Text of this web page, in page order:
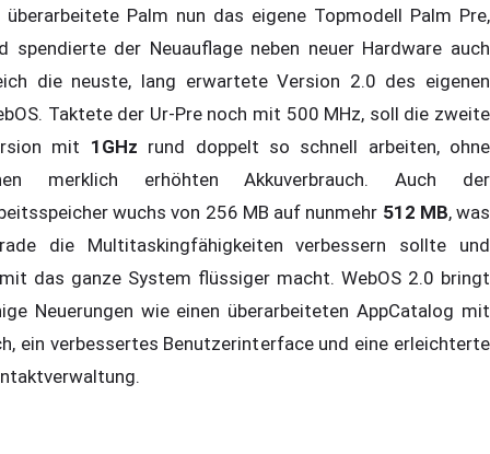
überarbeitete Palm nun das eigene Topmodell Palm Pre,
spendierte der Neuauflage neben neuer Hardware auch
die neuste, lang erwartete Version 2.0 des eigenen
Taktete der Ur-Pre noch mit 500 MHz, soll die zweite
mit 1GHz rund doppelt so schnell arbeiten, ohne
merklich erhöhten Akkuverbrauch. Auch der
wuchs von 256 MB auf nunmehr 512 MB, was
die Multitaskingfähigkeiten verbessern sollte und
das ganze System flüssiger macht. WebOS 2.0 bringt
Neuerungen wie einen überarbeiteten AppCatalog mit
ein verbessertes Benutzerinterface und eine erleichterte